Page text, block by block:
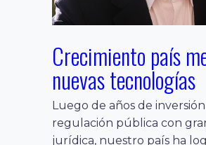
Crecimiento país
nuevas tecnologías
Luego de años de
regulación pública con
jurídica, nuestro país ha